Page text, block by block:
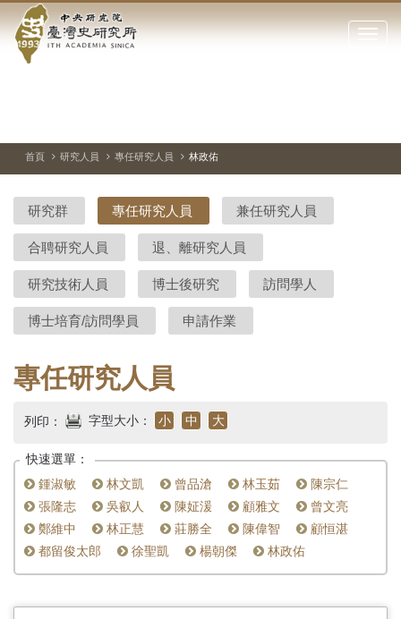
到中
央
院-
臺
灣
史
研
究
所-
首
頁
點
閉
站
停、
圖
圖
結
首頁 研究人員 專任研究人員 林政佑
研究群 專任研究人員 兼任研究人員
合聘研究人員 退、離研究人員
研究技術人員 博士後研究 訪問學人
博士培育/訪問學員 申請作業
專任研究人員
列印： 字型大小： 小 中 大
快速選單：
鍾淑敏
林文凱 曾品滄 林玉茹
陳宗仁
張隆志
吳叡人 陳姃湲 顧雅文
曾文亮
鄭維中
林正慧 莊勝全 陳偉智
顧恒湛
都留俊太郎
徐聖凱 楊朝傑 林政佑